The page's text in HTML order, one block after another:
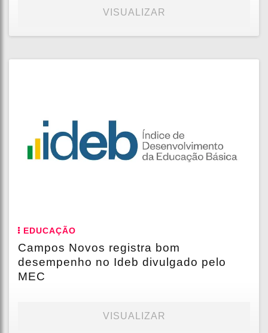
VISUALIZAR
EDUCAÇÃO
Campos Novos registra bom
desempenho no Ideb divulgado pelo
MEC
VISUALIZAR